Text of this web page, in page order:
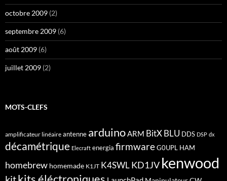
octobre 2009 (2)
septembre 2009 (6)
août 2009 (6)
juillet 2009 (2)
MOTS-CLEFS
amplificateur linéaire antenne arduinoARM BitX BLU DDS DSP dx
décamétrique Elecraft energia firmwareG0UPL HAM
homebrew homemade K1JT K4SWL KD1JV kenwood